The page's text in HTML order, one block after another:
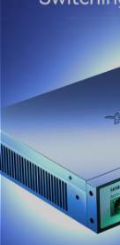
802.1Xなどの高
護します。強力
り効果的なトラ
度なネットワー
デオ、サーバー
6. Web管理画面
管理インターフ
IPを
ザに
れているデフ